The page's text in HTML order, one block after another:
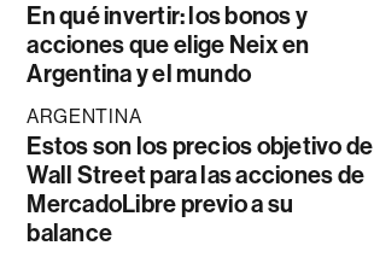
En qué invertir: los bonos y
acciones que elige Neix en
Argentina y el mundo
ARGENTINA
Estos son los precios objetivo de
Wall Street para las acciones de
MercadoLibre previo a su
balance